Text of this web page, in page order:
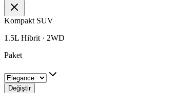
Kompakt SUV
1.5L Hibrit · 2WD
Paket
Değiştir